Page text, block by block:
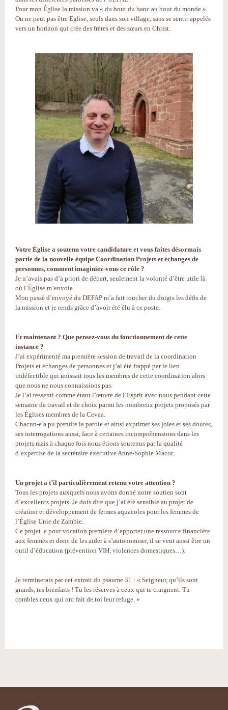
Pour mon Église la mission va « du bout du banc au bout du monde ».
On ne peut pas être Eglise, seuls dans son village, sans se sentir appelés
vers un horizon qui crée des frères et des sœurs en Christ.
Votre Église a soutenu votre candidature et vous faites désormais
partie de la nouvelle équipe Coordination Projets et échanges de
personnes, comment imaginiez-vous ce rôle ?
Je n’avais pas d’a priori de départ, seulement la volonté d’être utile là
où l’Église m’envoie.
Mon passé d’envoyé du DEFAP m’a fait toucher du doigts les défis de
la mission et je rends grâce d’avoir été élu à ce poste.
Et maintenant ? Que pensez-vous du fonctionnement de cette
instance ?
J’ai expérimenté ma première session de travail de la coordination
Projets et échanges de personnes et j’ai été frappé par le lien
indéfectible qui unissait tous les membres de cette coordination alors
que nous ne nous connaissions pas.
Je l’ai ressenti comme étant l’œuvre de l’Esprit avec nous pendant cette
semaine de travail et de choix parmi les nombreux projets proposés par
les Églises membres de la Cevaa.
Chacun-e a pu prendre la parole et ainsi exprimer ses joies et ses doutes,
ses interrogations aussi, face à certaines incompréhensions dans les
projets mais à chaque fois nous étions soutenus par la qualité
d’expertise de la secrétaire exécutive Anne-Sophie Macor.
Un projet a t’il particulièrement retenu votre attention ?
Tous les projets auxquels nous avons donné notre soutien sont
d’excellents projets. Je dois dire que j’ai été sensible au projet de
création et développement de fermes aquacoles pour les femmes de
l’Église Unie de Zambie.
Ce projet a pour vocation première d’apporter une ressource financière
aux femmes et donc de les aider à s’autonomiser, il se veut aussi être un
outil d’éducation (prévention VIH, violences domestiques…).
Je terminerais par cet extrait du psaume 31 : « Seigneur, qu’ils sont
grands, tes bienfaits ! Tu les réserves à ceux qui te craignent. Tu
combles ceux qui ont fait de toi leur refuge. »
document